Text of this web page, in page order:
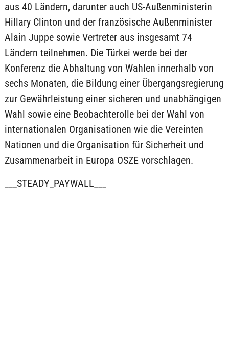
aus 40 Ländern, darunter auch US-Außenministerin
Hillary Clinton und der französische Außenminister
Alain Juppe sowie Vertreter aus insgesamt 74
Ländern teilnehmen. Die Türkei werde bei der
Konferenz die Abhaltung von Wahlen innerhalb von
sechs Monaten, die Bildung einer Übergangsregierung
zur Gewährleistung einer sicheren und unabhängigen
Wahl sowie eine Beobachterolle bei der Wahl von
internationalen Organisationen wie die Vereinten
Nationen und die Organisation für Sicherheit und
Zusammenarbeit in Europa OSZE vorschlagen.
___STEADY_PAYWALL___